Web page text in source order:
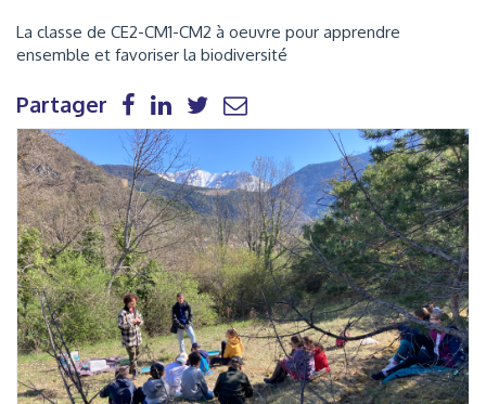
La classe de CE2-CM1-CM2 à oeuvre pour apprendre
ensemble et favoriser la biodiversité
Partager